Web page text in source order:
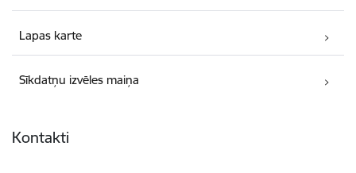
Lapas karte
Sīkdatņu izvēles maiņa
Kontakti